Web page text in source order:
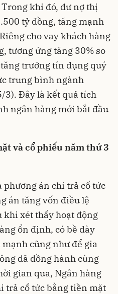
khi đó, dư nợ thị
tỷ đồng, tăng mạnh
cho vay khách hàng
tương ứng tăng 30% so
trưởng tín dụng quý
trung bình ngành
3). Đây là kết quả tích
ngân hàng mới bắt đầu
và cổ phiếu năm thứ 3
án chi trả cổ tức
án tăng vốn điều lệ
khi xét thấy hoạt động
ổn định, có bề dày
cũng như để gia
đã đồng hành cùng
gian qua, Ngân hàng
trả cổ tức bằng tiền mặt